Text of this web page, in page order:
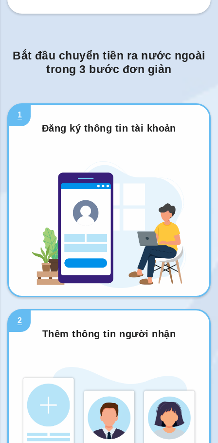
Bắt đầu chuyển tiền ra nước ngoài
trong 3 bước đơn giản
1
Đăng ký thông tin tài khoản
2
Thêm thông tin người nhận